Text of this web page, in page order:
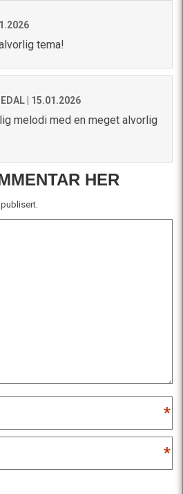
tema!
| 15.01.2026
melodi med en meget alvorlig
HER
*
*